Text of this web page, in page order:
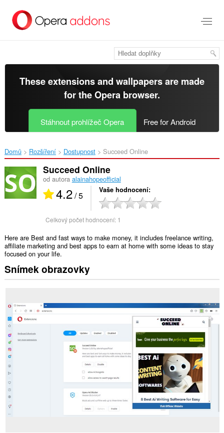
přímo
These extensions and wallpapers are made
for theOpera browser.
Stáhnout prohlížeč Opera Free for Android
Domů Rozšíření Dostupnost Succeed Online‎
Succeed Online
od autora alainahopeofficial
4.2/ 5 Vaše hodnocení
Celkový počet hodnocení: 1
Here are Best and fast ways to make money, it includes freelance writing,
affiliate marketing and best apps to earn at home with some ideas to stay
focused on your life.
Snímek obrazovky